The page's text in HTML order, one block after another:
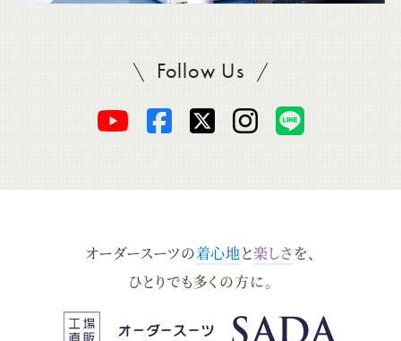
Follow UsSADAをフォロー
オ
ー
ス
オ
ー
ス
オ
ー
ス
オ
ー
ス
ス
オーダースーツの着心地と楽しさ を、
ひとりでも多くの方に。